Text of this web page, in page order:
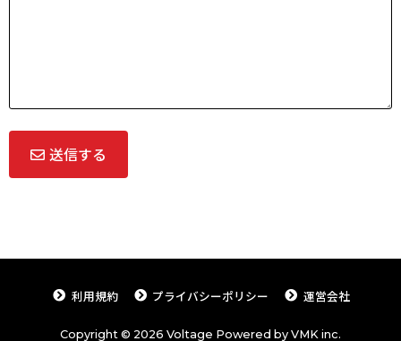
送信する
利用規約 プライバシーポリシー 運営会社
Copyright © 2026 Voltage Powered by VMK inc.